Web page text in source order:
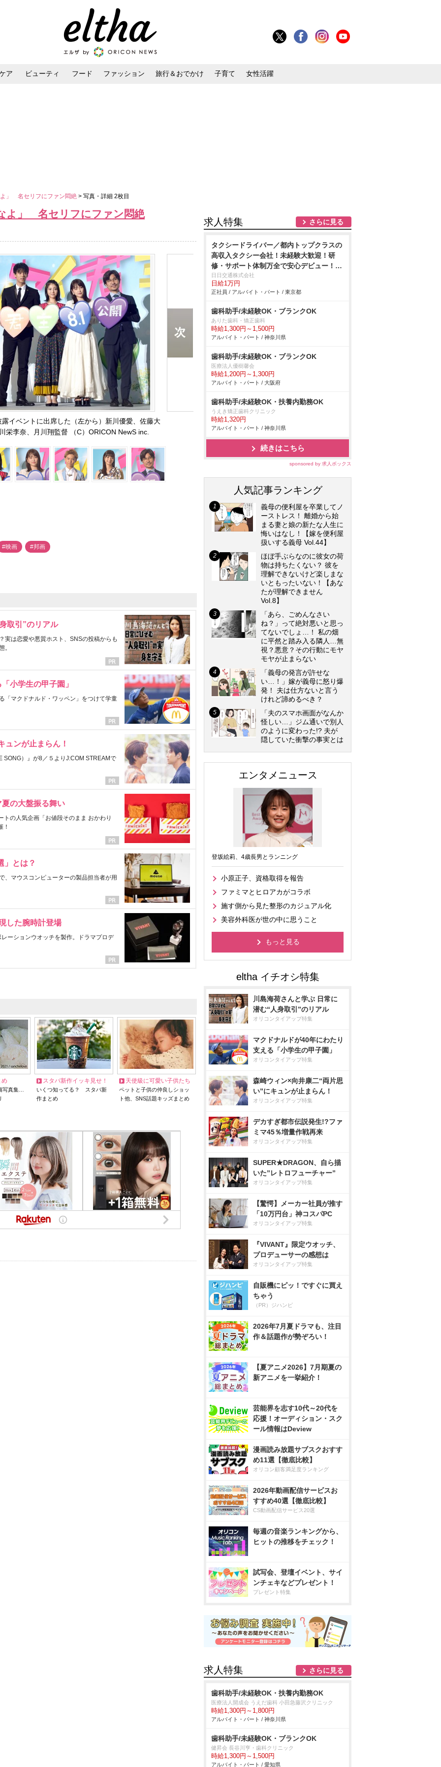
ア ビューティ フード ファッション 旅行＆おでかけ 子育て 女性活躍
」 名セリフにファン悶絶 > 写真・詳細 2枚目
よ」 名セリフにファン悶絶
イベントに出席した（左から）新川優愛、佐藤大
栄李奈、月川翔監督 （C）ORICON NewS inc.
#映画 #邦画
取引”のリアル
実は恋愛や悪質ホスト、SNSの投稿からも
。
小学生の甲子園」
「マクドナルド・ワッペン」をつけて学童
ュンが止まらん！
SONG）』が8／５よりJ:COM STREAMで
の大盤振る舞い
の人気企画「お値段そのまま おかわり
！
」とは？
、マウスコンピューターの製品担当者が用
した腕時計登場
ーションウオッチを製作。ドラマプロデ
め
写真集…
スタバ新作イッキ見せ！
いくつ知ってる？ スタバ新
作まとめ
天使級に可愛い子供たち
ペットと子供の仲良しショッ
ト他、SNS話題キッズまとめ
求人特集 さらに見る
タクシードライバー／都内トップクラスの
高収入タクシー会社！未経験大歓迎！研
修・サポート体制万全で安心デビュー！月
収100万円超も可能！
日日交通株式会社
日給1万円
正社員 / アルバイト・パート / 東京都
歯科助手/未経験OK・ブランクOK
ありた歯科・矯正歯科
時給1,300円～1,500円
アルバイト・パート / 神奈川県
歯科助手/未経験OK・ブランクOK
医療法人優樹馨会
時給1,200円～1,300円
アルバイト・パート / 大阪府
歯科助手/未経験OK・扶養内勤務OK
うえき矯正歯科クリニック
時給1,320円
アルバイト・パート / 神奈川県
続きはこちら
sponsored by 求人ボックス
人気記事ランキング
義母の便利屋を卒業してノ
ーストレス！ 離婚から始
まる妻と娘の新たな人生に
悔いはなし！【嫁を便利屋
扱いする義母 Vol.44】
ほぼ手ぶらなのに彼女の荷
物は持ちたくない？ 彼を
理解できないけど楽しまな
いともったいない！【あな
たが理解できません
Vol.8】
「あら、ごめんなさい
ね？」って絶対悪いと思っ
てないでしょ…！ 私の畑
に平然と踏み入る隣人…無
視？悪意？その行動にモヤ
モヤが止まらない
「義母の発言が許せな
い…！」嫁が義母に怒り爆
発！ 夫は仕方ないと言う
けれど諦めるべき？
「夫のスマホ画面がなんか
怪しい…」ジム通いで別人
のように変わった!? 夫が
隠していた衝撃の事実とは
エンタメニュース
登坂絵莉、4歳長男とランニング
小原正子、資格取得を報告
ファミマとヒロアカがコラボ
施す側から見た整形のカジュアル化
美容外科医が世の中に思うこと
もっと見る
川島海荷さんと学ぶ 日常に
潜む“人身取引”のリアル
オリコンタイアップ特集
マクドナルドが40年にわたり
支える「小学生の甲子園」
オリコンタイアップ特集
森崎ウィン×向井康二“両片思
い”にキュンが止まらん！
オリコンタイアップ特集
デカすぎ都市伝説発生!?ファ
ミマ45％増量作戦再来
オリコンタイアップ特集
SUPER★DRAGON、自ら描
いた”レトロフューチャー”
オリコンタイアップ特集
【驚愕】メーカー社員が推す
「10万円台」神コスパPC
オリコンタイアップ特集
『VIVANT』限定ウオッチ、
プロデューサーの感想は
オリコンタイアップ特集
自販機にピッ！ですぐに買え
ちゃう
（PR）ジハンピ
2026年7月夏ドラマも、注目
作＆話題作が勢ぞろい！
【夏アニメ2026】7月期夏の
新アニメを一挙紹介！
芸能界を志す10代～20代を
応援！オーディション・スク
ール情報はDeview
漫画読み放題サブスクおすす
め11選【徹底比較】
オリコン顧客満足度ランキング
2026年動画配信サービスお
すすめ40選【徹底比較】
CS動画配信サービス20選
毎週の音楽ランキングから、
ヒットの推移をチェック！
試写会、登壇イベント、サイ
ンチェキなどプレゼント！
プレゼント特集
求人特集 さらに見る
歯科助手/未経験OK・扶養内勤務OK
医療法人開成会 うえだ歯科 小田急藤沢クリニック
時給1,300円～1,800円
アルバイト・パート / 神奈川県
歯科助手/未経験OK・ブランクOK
健昇会 長谷川亨・歯科クリニック
時給1,300円～1,500円
アルバイト・パート / 愛知県